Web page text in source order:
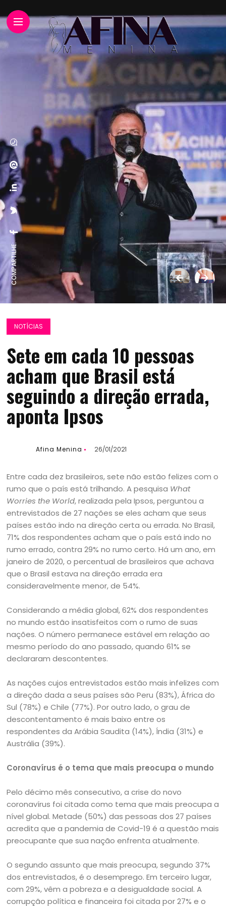
COMPARTILHE:
NOTÍCIAS
Sete em cada 10 pessoas
acham que Brasil está
seguindo a direção errada,
aponta Ipsos
Afina Menina 26/01/2021
Entre cada dez brasileiros, sete não estão felizes com o
rumo que o país está trilhando. A pesquisa What
Worries the World, realizada pela Ipsos, perguntou a
entrevistados de 27 nações se eles acham que seus
países estão indo na direção certa ou errada. No Brasil,
71% dos respondentes acham que o país está indo no
rumo errado, contra 29% no rumo certo. Há um ano, em
janeiro de 2020, o percentual de brasileiros que achava
que o Brasil estava na direção errada era
consideravelmente menor, de 54%.
Considerando a média global, 62% dos respondentes
no mundo estão insatisfeitos com o rumo de suas
nações. O número permanece estável em relação ao
mesmo período do ano passado, quando 61% se
declararam descontentes.
As nações cujos entrevistados estão mais infelizes com
a direção dada a seus países são Peru (83%), África do
Sul (78%) e Chile (77%). Por outro lado, o grau de
descontentamento é mais baixo entre os
respondentes da Arábia Saudita (14%), Índia (31%) e
Austrália (39%).
Coronavírus é o tema que mais preocupa o mundo
Pelo décimo mês consecutivo, a crise do novo
coronavírus foi citada como tema que mais preocupa a
nível global. Metade (50%) das pessoas dos 27 países
acredita que a pandemia de Covid-19 é a questão mais
preocupante que sua nação enfrenta atualmente.
O segundo assunto que mais preocupa, segundo 37%
dos entrevistados, é o desemprego. Em terceiro lugar,
com 29%, vêm a pobreza e a desigualdade social. A
corrupção política e financeira foi citada por 27% e o